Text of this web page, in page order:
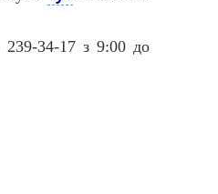
239-34-17 з 9:00 до